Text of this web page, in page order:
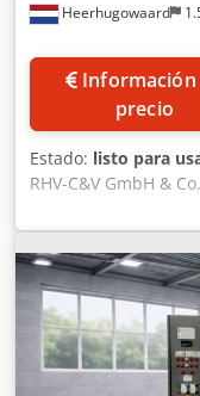
Heerhugowaard
Información de
precio
Estado: listo para
RHV-C&V GmbH &
vidrio Dwjdpfx
10172/4184 año de
transportadora de
mm